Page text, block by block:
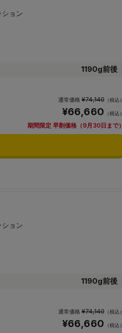
1190g前後
通常価格¥74,140（税込）
¥66,660 （税込）
期間限定 早割価格（9月30日まで）
1190g前後
通常価格¥74,140（税込）
¥66,660 （税込）